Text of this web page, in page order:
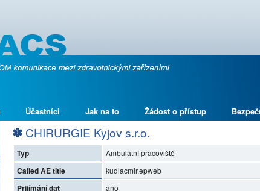
Účastníci Jak na to Žádost o přístup
CHIRURGIE Kyjov s.r.o.
Typ Ambulatní pracoviště
Called AE title kudlacmir.epweb
Přijímání dat ano